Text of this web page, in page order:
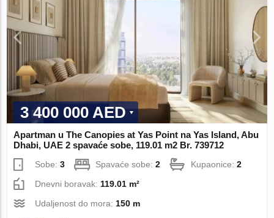
3 400 000 AED
Apartman u The Canopies at Yas Point na Yas Island, Abu
Dhabi, UAE 2 spavaće sobe, 119.01 m2 Br. 739712
Sobe:3 Spavaće sobe:2 Kupaonice:2
Dnevni boravak: 119.01 m²
Udaljenost do mora: 150 m